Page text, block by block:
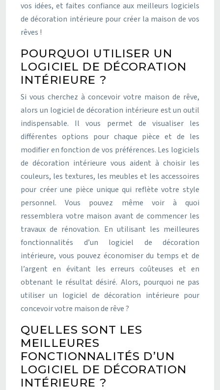
vos idées, et faites confiance aux meilleurs logiciels
de décoration intérieure pour créer la maison de vos
rêves !
POURQUOI UTILISER UN
LOGICIEL DE DÉCORATION
INTÉRIEURE ?
Si vous cherchez à concevoir votre maison de rêve,
alors un logiciel de décoration intérieure est un outil
indispensable. Il vous permet de visualiser les
différentes options pour chaque pièce et de les
modifier en fonction de vos préférences. Les logiciels
de décoration intérieure vous aident à choisir les
couleurs, les textures, les meubles et les accessoires
pour créer une pièce unique qui reflète votre style
personnel. Vous pouvez même voir à quoi
ressemblera votre maison avant de commencer les
travaux de rénovation. En utilisant les meilleures
fonctionnalités d’un logiciel de décoration
intérieure, vous pouvez économiser du temps et de
l’argent en évitant les erreurs coûteuses et en
obtenant le résultat désiré. Alors, pourquoi ne pas
utiliser un logiciel de décoration intérieure pour
concevoir votre maison de rêve ?
QUELLES SONT LES
MEILLEURES
FONCTIONNALITÉS D’UN
LOGICIEL DE DÉCORATION
INTÉRIEURE ?